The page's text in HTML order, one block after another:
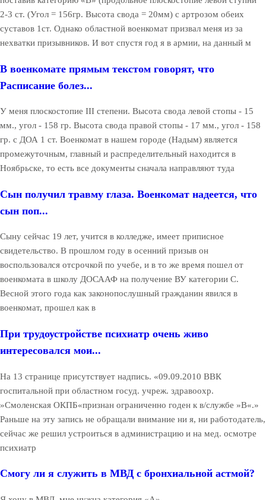
2-3 ст. (Угол = 156гр. Высота свода = 20мм) с артрозом обеих
суставов 1ст. Однако областной военкомат призвал меня из за
нехватки призывников. И вот спустя год я в армии, на данный м
В военкомате прямым текстом говорят, что
Расписание болез...
У меня плоскостопие III степени. Высота свода левой стопы - 15
мм., угол - 158 гр. Высота свода правой стопы - 17 мм., угол - 158
гр. с ДОА 1 ст. Военкомат в нашем городе (Надым) является
промежуточным, главный и распределительный находится в
Ноябрьске, то есть все документы сначала направляют туда
Сын получил травму глаза. Военкомат надеется, что
сын поп...
Сыну сейчас 19 лет, учится в колледже, имеет приписное
свидетельство. В прошлом году в осенний призыв он
воспользовался отсрочкой по учебе, и в то же время пошел от
военкомата в школу ДОСААФ на получение ВУ категории С.
Весной этого года как законопослушный гражданин явился в
военкомат, прошел как в
При трудоустройстве психиатр очень живо
интересовался мои...
На 13 странице присутствует надпись. «09.09.2010 ВВК
госпитальной при областном госуд. учреж. здравоохр.
»Смоленская ОКПБ«признан ограниченно годен к в/службе »В«.»
Раньше на эту запись не обращали внимание ни я, ни работодатель,
сейчас же решил устроиться в администрацию и на мед. осмотре
психиатр
Смогу ли я служить в МВД с бронхиальной астмой?